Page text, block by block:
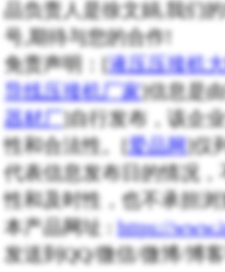
品负责人是徐文娟,我们
号,期待与您的合作!
免责声明：[液压压接机
导线压接机厂家]信息是
器材厂]自行发布，该企
性和合法性。[爱品网]仅
代表信息发布日的情况
性和及时性，也不承担
本产品网址 :https://
发送到QQ/微信/微博/博